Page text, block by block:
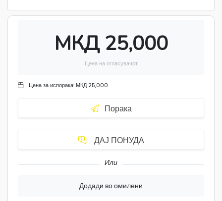
МКД 25,000
Цена на огласувачот
Цена за испорака: МКД 25,000
Порака
ДАЈ ПОНУДА
Или
Додади во омилени